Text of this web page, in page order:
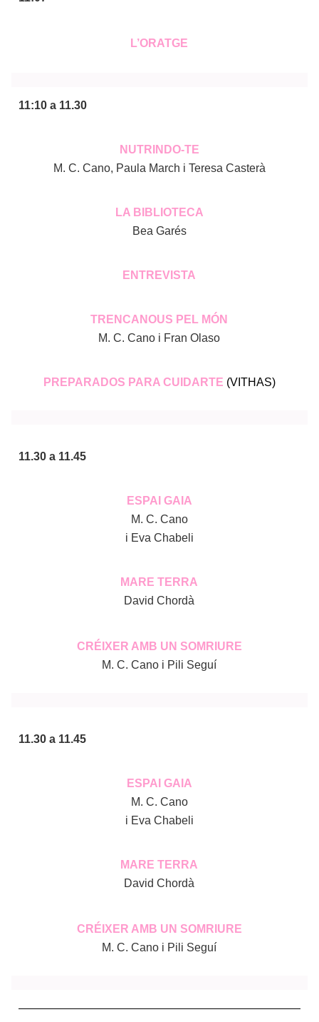
L’ORATGE
11:10 a 11.30
NUTRINDO-TE
M. C. Cano, Paula March i Teresa Casterà
LA BIBLIOTECA
Bea Garés
ENTREVISTA
TRENCANOUS PEL MÓN
M. C. Cano i Fran Olaso
PREPARADOS PARA CUIDARTE (VITHAS)
11.30 a 11.45
ESPAI GAIA
M. C. Cano
i Eva Chabeli
MARE TERRA
David Chordà
CRÉIXER AMB UN SOMRIURE
M. C. Cano i Pili Seguí
11.30 a 11.45
ESPAI GAIA
M. C. Cano
i Eva Chabeli
MARE TERRA
David Chordà
CRÉIXER AMB UN SOMRIURE
M. C. Cano i Pili Seguí